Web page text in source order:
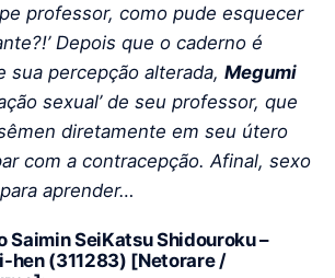
professor, como pude esquecer
Depois que o caderno é
sua percepção alterada, Megumi
sexual’ de seu professor, que
diretamente em seu útero
com a contracepção. Afinal, sexo
aprender…
Saimin SeiKatsu Shidouroku –
hen (311283) [Netorare /